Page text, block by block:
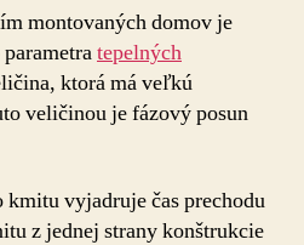
montovaných domov je
tepelných
ktorá má veľkú
veličinou je fázový posun
kmitu vyjadruje čas prechodu
z jednej strany konštrukcie